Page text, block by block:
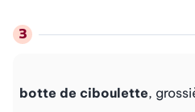
botte de ciboulette,